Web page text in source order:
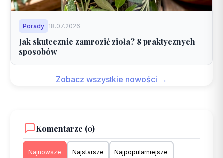
Porady 18.07.2026
Jak skutecznie zamrozić zioła? 8 praktycznych
sposobów
Zobacz wszystkie nowości →
Komentarze (0)
Najnowsze Najstarsze Najpopularniejsze